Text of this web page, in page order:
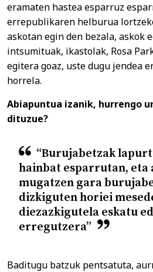
eramaten hastea esparruz
errepublikaren helburua
askotan egin den bezala, askok
intsumituak, ikastolak, Rosa
egitera goaz, uste dugu jendea
horrela.
Abiapuntua izanik, hurrengo
dituzue?
“Burujabetzak
hainbat esparrutan, eta
mugatzen gara
dizkiguten horiei
diezazkigutela eskatu
erregutzera”
Baditugu batzuk pentsatuta,